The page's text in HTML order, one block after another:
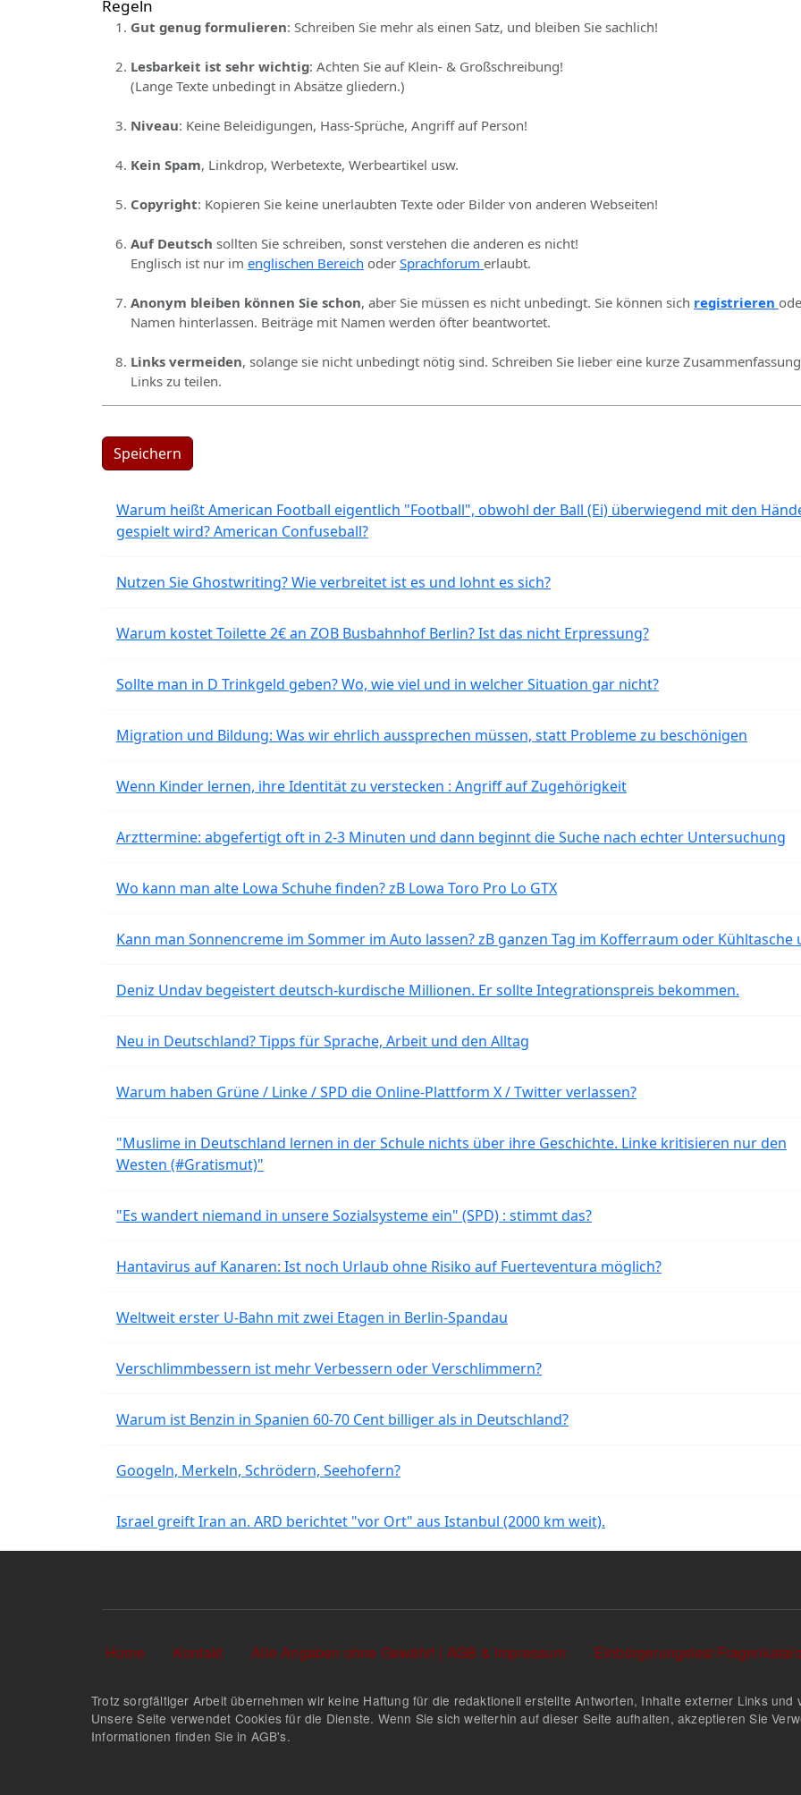
Regeln
Gut genug formulieren: Schreiben Sie mehr als einen Satz, und bleiben Sie sachlich!
Lesbarkeit ist sehr wichtig: Achten Sie auf Klein- & Großschreibung!
(Lange Texte unbedingt in Absätze gliedern.)
Niveau: Keine Beleidigungen, Hass-Sprüche, Angriff auf Person!
Kein Spam, Linkdrop, Werbetexte, Werbeartikel usw.
Copyright: Kopieren Sie keine unerlaubten Texte oder Bilder von anderen Webseiten!
Auf Deutsch sollten Sie schreiben, sonst verstehen die anderen es nicht!
Englisch ist nur im englischen Bereich oder Sprachforum erlaubt.
Anonym bleiben können Sie schon, aber Sie müssen es nicht unbedingt. Sie können sich registrieren
Namen hinterlassen. Beiträge mit Namen werden öfter beantwortet.
Links vermeiden, solange sie nicht unbedingt nötig sind. Schreiben Sie lieber eine kurze
Links zu teilen.
Speichern
Warum heißt American Football eigentlich "Football", obwohl der Ball (Ei) überwiegend mit den
gespielt wird? American Confuseball?
Nutzen Sie Ghostwriting? Wie verbreitet ist es und lohnt es sich?
Warum kostet Toilette 2€ an ZOB Busbahnhof Berlin? Ist das nicht Erpressung?
Sollte man in D Trinkgeld geben? Wo, wie viel und in welcher Situation gar nicht?
Migration und Bildung: Was wir ehrlich aussprechen müssen, statt Probleme zu beschönigen
Wenn Kinder lernen, ihre Identität zu verstecken : Angriff auf Zugehörigkeit
Arzttermine: abgefertigt oft in 2-3 Minuten und dann beginnt die Suche nach echter Untersuchung
Wo kann man alte Lowa Schuhe finden? zB Lowa Toro Pro Lo GTX
Kann man Sonnencreme im Sommer im Auto lassen? zB ganzen Tag im Kofferraum oder Kühltasche
Deniz Undav begeistert deutsch-kurdische Millionen. Er sollte Integrationspreis bekommen.
Neu in Deutschland? Tipps für Sprache, Arbeit und den Alltag
Warum haben Grüne / Linke / SPD die Online-Plattform X / Twitter verlassen?
"Muslime in Deutschland lernen in der Schule nichts über ihre Geschichte. Linke kritisieren nur den
Westen (#Gratismut)"
"Es wandert niemand in unsere Sozialsysteme ein" (SPD) : stimmt das?
Hantavirus auf Kanaren: Ist noch Urlaub ohne Risiko auf Fuerteventura möglich?
Weltweit erster U-Bahn mit zwei Etagen in Berlin-Spandau
Verschlimmbessern ist mehr Verbessern oder Verschlimmern?
Warum ist Benzin in Spanien 60-70 Cent billiger als in Deutschland?
Googeln, Merkeln, Schrödern, Seehofern?
Israel greift Iran an. ARD berichtet "vor Ort" aus Istanbul (2000 km weit).
Sekundärlinks
Home Kontakt Alle Angaben ohne Gewähr! | AGB & Impressum Einbürgerungstest
Trotz sorgfältiger Arbeit übernehmen wir keine Haftung für die redaktionell erstellte Antworten, Inhalte externer Links
Unsere Seite verwendet Cookies für die Dienste. Wenn Sie sich weiterhin auf dieser Seite aufhalten, akzeptieren Sie
Informationen finden Sie in AGB's.